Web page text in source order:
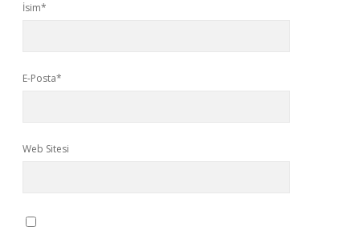
İsim*
E-Posta*
Web Sitesi